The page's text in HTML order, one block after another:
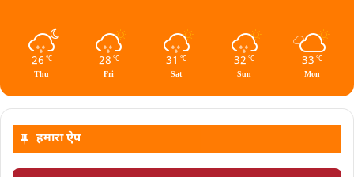
26 ℃
Thu
28 ℃
Fri
31 ℃
Sat
32 ℃
Sun
33 ℃
Mon
हमारा ऐप